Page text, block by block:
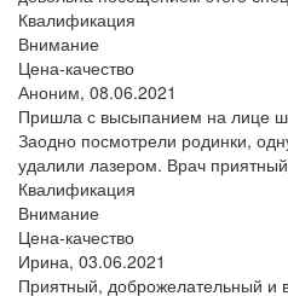
Квалификация
Внимание
Цена-качество
Аноним, 08.06.2021
Пришла с высыпанием на лице
Заодно посмотрели родинки,
удалили лазером. Врач
Квалификация
Внимание
Цена-качество
Ирина, 03.06.2021
Приятный, доброжелательный и